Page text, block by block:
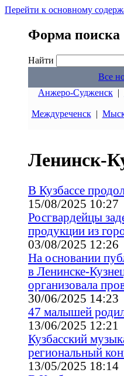
Перейти к основному
Форма поиска
Найти
Все
Анжеро-Судженск |
Междуреченск|
Ленинск-
В Кузбассе
15/08/2025 10:27
Росгвардейцы
продукции из
03/08/2025 12:26
На основании
в Ленинске-
организовала
30/06/2025 14:23
47 малышей
13/06/2025 12:21
Кузбасский
региональный
13/05/2025 18:14